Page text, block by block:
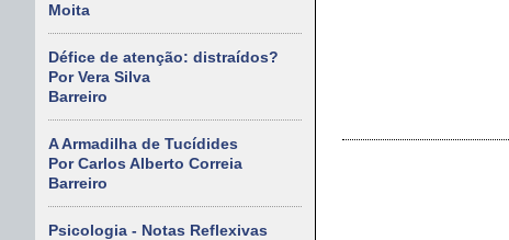
Moita
Défice de atenção: distraídos?
Por Vera Silva
Barreiro
A Armadilha de Tucídides
Por Carlos Alberto Correia
Barreiro
Psicologia - Notas Reflexivas